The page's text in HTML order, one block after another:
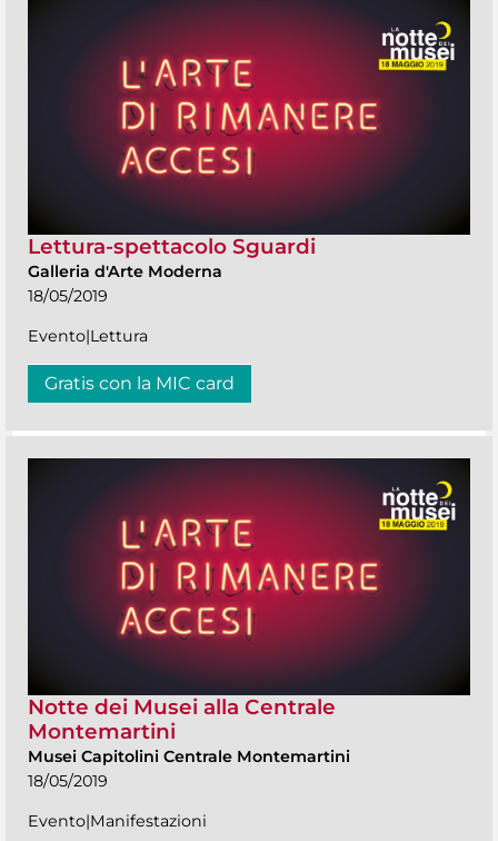
Lettura-spettacolo Sguardi
Galleria d'Arte Moderna
18/05/2019
Evento|Lettura
Gratis con la MIC card
Notte dei Musei alla Centrale
Montemartini
Musei Capitolini Centrale Montemartini
18/05/2019
Evento|Manifestazioni